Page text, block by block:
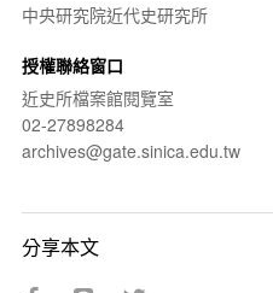
中央研究院近代史研究所
授權聯絡窗口
近史所檔案館閱覽室
02-27898284
archives@gate.sinica.edu.tw
分享本文